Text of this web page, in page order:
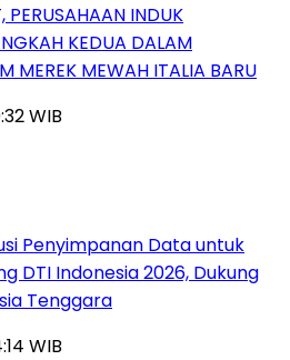
PERUSAHAAN INDUK
KEDUA DALAM
MEREK MEWAH ITALIA BARU
WIB
Penyimpanan Data untuk
DTI Indonesia 2026, Dukung
Tenggara
WIB